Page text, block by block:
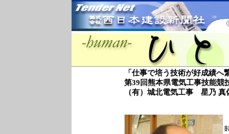
「仕事で培う技術が好成績へ
第39回熊本県電気工事技能競
（有）城北電気工事 星乃 真